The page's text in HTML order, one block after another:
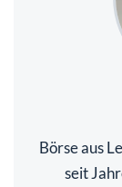
Börse aus
seit